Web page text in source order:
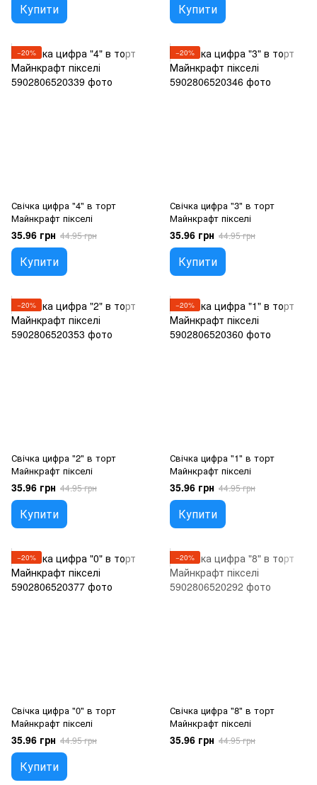
Купити Купити
−20%
Свічка цифра "4" в торт
Майнкрафт пікселі
35.96 грн 44.95 грн
Купити
−20%
Свічка цифра "3" в торт
Майнкрафт пікселі
35.96 грн 44.95 грн
Купити
−20%
Свічка цифра "2" в торт
Майнкрафт пікселі
35.96 грн 44.95 грн
Купити
−20%
Свічка цифра "1" в торт
Майнкрафт пікселі
35.96 грн 44.95 грн
Купити
−20%
Свічка цифра "0" в торт
Майнкрафт пікселі
35.96 грн 44.95 грн
Купити
−20%
Свічка цифра "8" в торт
Майнкрафт пікселі
35.96 грн 44.95 грн